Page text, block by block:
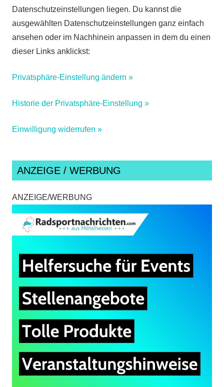
Datenschutzeinstellungen liegen. Du kannst die
ausgewählten Datenschutzeinstellungen ganz einfach
ansehen oder im Nachhinein anpassen in dem du einen
dieser Links anklickst:
Privatsphäre-Einstellung ändern »
Historie der Privatsphäre-Einstellung »
Einwilligung widerrufen »
ANZEIGE / WERBUNG
ANZEIGE/WERBUNG